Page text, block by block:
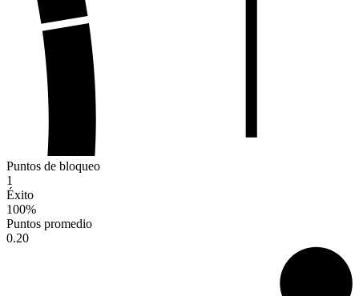
Puntos de bloqueo
1
Éxito
100%
Puntos promedio
0.20